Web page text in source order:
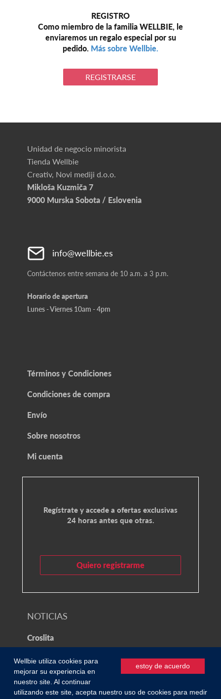
REGISTRO
Como miembro de la familia WELLBIE, le
enviaremos un regalo especial por su
pedido. Más sobre Wellbie.
REGISTRARSE
Unidad de negocio minorista
Tienda Wellbie
Creativ, Novi mediji d.o.o.
Mikloša Kuzmiča 7
9000 Murska Sobota / Eslovenia
info@wellbie.es
Contáctenos entre semana de 10 a.m. a 3 p.m.
Horario de apertura
Lunes - Viernes 10am - 4pm
Términos y Condiciones
Condiciones de compra
Envío
Sobre nosotros
Mi cuenta
Regístrate y accede a ofertas exclusivas
24 horas antes que otras.
Quiero registrarme
NOTICIAS
Croslita
© 2021 Wellbie
Política de privacidad
estoy de acuerdo
Wellbie utiliza cookies para
mejorar su experiencia en
nuestro site. Al continuar
utilizando este site, acepta nuestro uso de cookies para medir